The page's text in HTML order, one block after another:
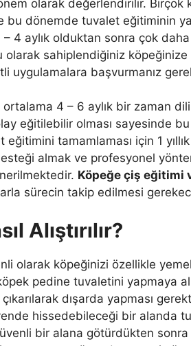
olarak değerlendirilir. Birçok
bu dönemde tuvalet eğitiminin
4 aylık olduktan sonra çok
sahiplendiğiniz
uygulamalara başvurmanız
4 – 6 aylık bir zaman
eğitilebilir olması sayesinde
tamamlaması için 1
almak ve profesyonel
Köpeğe çiş eğitimi
sürecin takip edilmesi
Alıştırılır?
olarak köpeğinizi özellikle
pedine tuvaletini yapmaya
dışarda yapması
hissedebileceği bir alanda
bir alana götürdükten